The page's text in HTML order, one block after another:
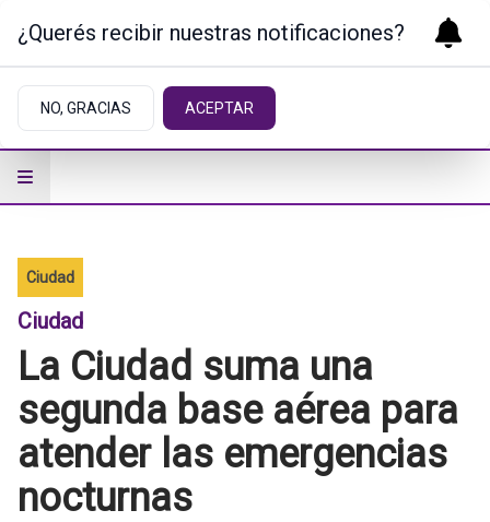
Ciudad
Ciudad
La Ciudad suma una
segunda base aérea para
atender las emergencias
nocturnas
¿Querés recibir nuestras notificaciones?
NO, GRACIAS ACEPTAR